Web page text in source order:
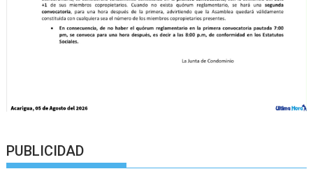
PUBLICIDAD